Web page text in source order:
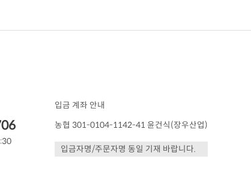
입금 계좌 안내
농협 301-0104-1142-41 윤건식(장우산업)
입금자명/주문자명 동일 기재 바랍니다.